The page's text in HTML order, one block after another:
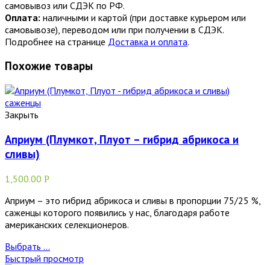
самовывоз или СДЭК по РФ.
Оплата: наличными и картой (при доставке курьером или
самовывозе), переводом или при получении в СДЭК.
Подробнее на странице Доставка и оплата.
Похожие товары
Закрыть
Априум (Плумкот, Плуот – гибрид абрикоса и
сливы)
1,500.00 Р
Априум – это гибрид абрикоса и сливы в пропорции 75/25 %,
саженцы которого появились у нас, благодаря работе
американских селекционеров.
Выбрать ...
Быстрый просмотр